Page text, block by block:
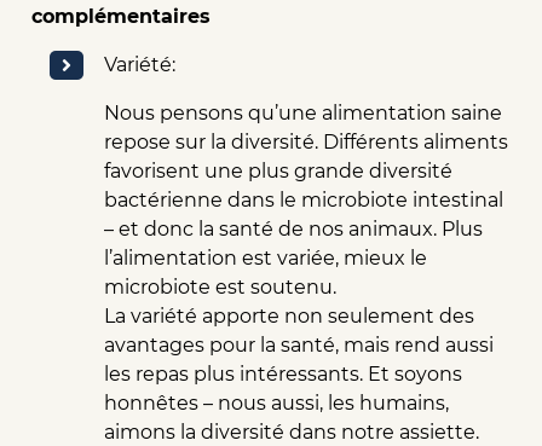
complémentaires
Variété:
Nous pensons qu’une alimentation saine
repose sur la diversité. Différents aliments
favorisent une plus grande diversité
bactérienne dans le microbiote intestinal
– et donc la santé de nos animaux. Plus
l’alimentation est variée, mieux le
microbiote est soutenu.
La variété apporte non seulement des
avantages pour la santé, mais rend aussi
les repas plus intéressants. Et soyons
honnêtes – nous aussi, les humains,
aimons la diversité dans notre assiette.